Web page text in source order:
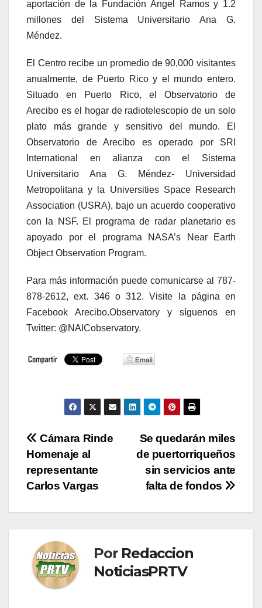
aportación de la Fundación Ángel Ramos y 1.2
millones del Sistema Universitario Ana G.
Méndez.
El Centro recibe un promedio de 90,000 visitantes
anualmente, de Puerto Rico y el mundo entero.
Situado en Puerto Rico, el Observatorio de
Arecibo es el hogar de radiotelescopio de un solo
plato más grande y sensitivo del mundo. El
Observatorio de Arecibo es operado por SRI
International en alianza con el Sistema
Universitario Ana G. Méndez- Universidad
Metropolitana y la Universities Space Research
Association (USRA), bajo un acuerdo cooperativo
con la NSF. El programa de radar planetario es
apoyado por el programa NASA’s Near Earth
Object Observation Program.
Para más información puede comunicarse al 787-
878-2612, ext. 346 o 312. Visite la página en
Facebook Arecibo.Observatory y síguenos en
Twitter: @NAICobservatory.
Navegación
de
entradas
Se quedarán miles
de puertorriqueños
sin servicios ante
falta de fondos
Cámara Rinde
Homenaje al
representante
Carlos Vargas
Por Redaccion
NoticiasPRTV